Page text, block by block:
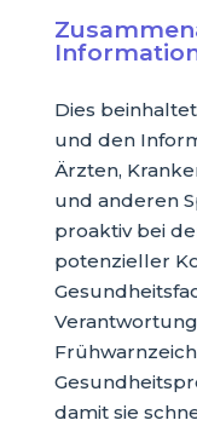
Dies
und den
Ärzten,
und anderen
proaktiv bei
potenzieller
damit sie